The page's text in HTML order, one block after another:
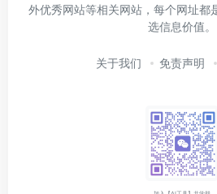
外优秀网站等相关网站，每个网址都
选信息价值。
关于我们 免责声明